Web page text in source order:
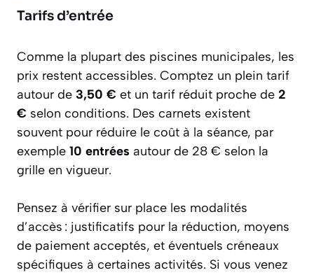
Tarifs d’entrée
Comme la plupart des piscines municipales, les
prix restent accessibles. Comptez un plein tarif
autour de 3,50 € et un tarif réduit proche de 2
€ selon conditions. Des carnets existent
souvent pour réduire le coût à la séance, par
exemple 10 entrées autour de 28 € selon la
grille en vigueur.
Pensez à vérifier sur place les modalités
d’accès : justificatifs pour la réduction, moyens
de paiement acceptés, et éventuels créneaux
spécifiques à certaines activités. Si vous venez